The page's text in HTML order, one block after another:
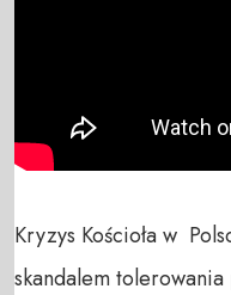
Kryzys Kościoła w
skandalem